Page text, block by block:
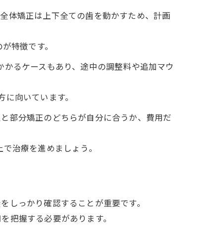
体矯正は上下全ての歯を動かすため、計画
特徴です。
るケースもあり、途中の調整料や追加マウ
向いています。
部分矯正のどちらが自分に合うか、費用だ
治療を進めましょう。
っかり確認することが重要です。
把握する必要があります。